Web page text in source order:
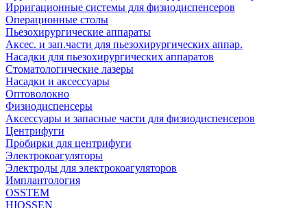
Ирригационные системы для физиодиспенсеров
Операционные столы
Пьезохирургические аппараты
Аксес. и зап.части для пьезохирургических аппар.
Насадки для пьезохирургических аппаратов
Стоматологические лазеры
Насадки и аксессуары
Оптоволокно
Физиодиспенсеры
Аксессуары и запасные части для физиодиспенсеров
Центрифуги
Пробирки для центрифуги
Электрокоагуляторы
Электроды для электрокоагуляторов
Имплантология
OSSTEM
HIOSSEN